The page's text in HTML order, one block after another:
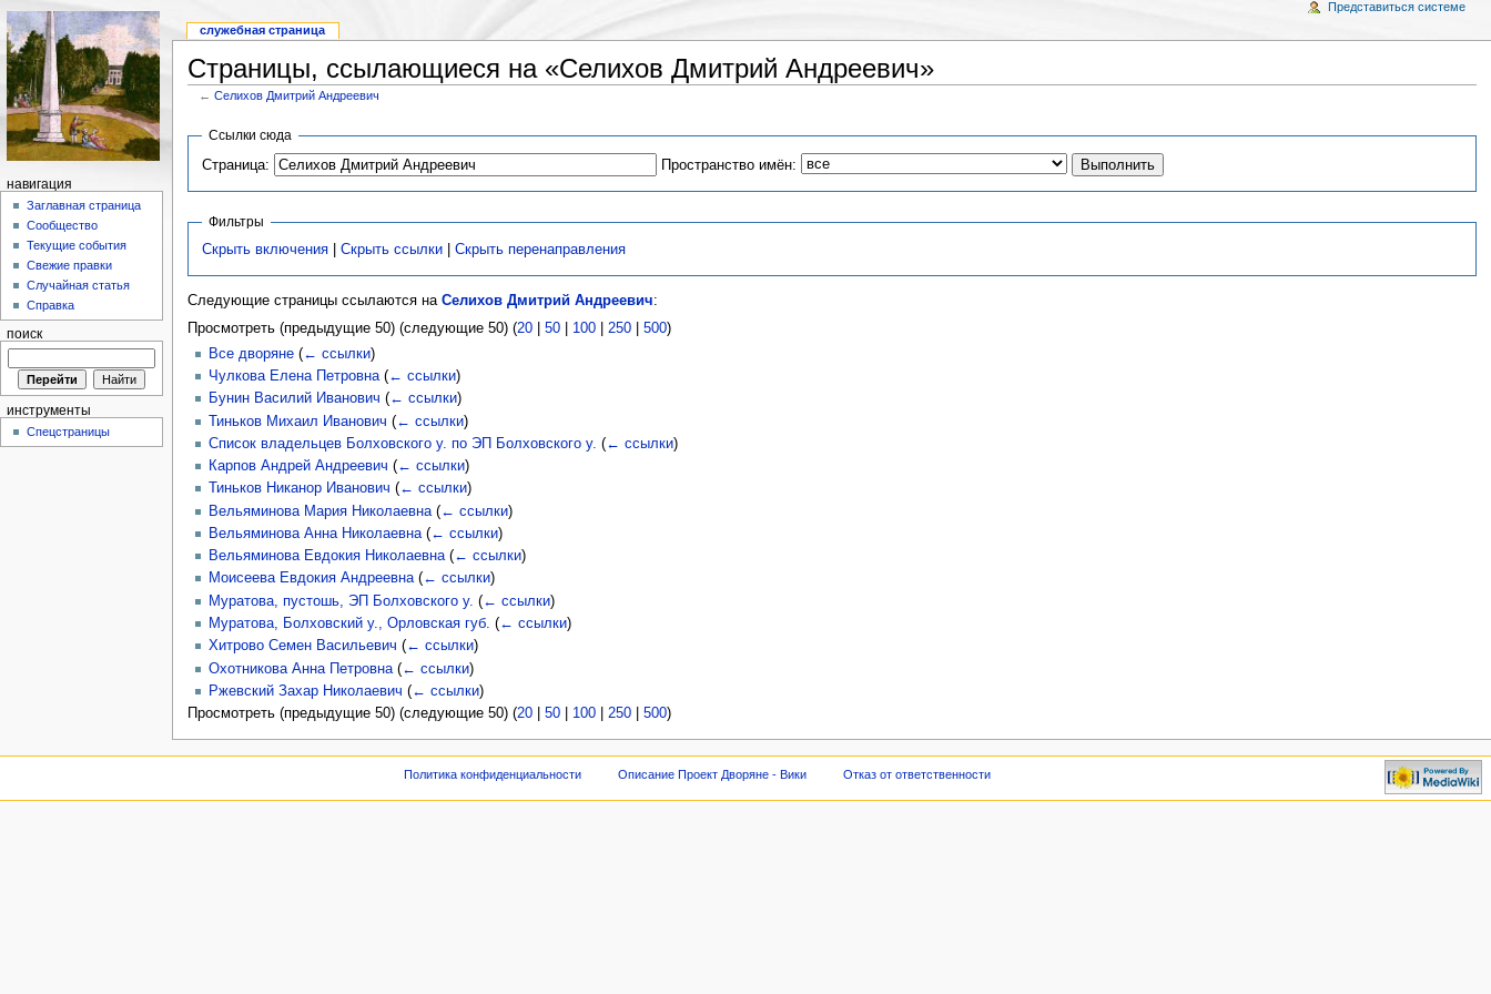
Страницы, ссылающиеся на «Селихов Дмитрий Андреевич»
←Селихов Дмитрий Андреевич
Ссылки сюда
Страница:
Пространство имён:
Фильтры
Скрыть включения |Скрыть ссылки |Скрыть перенаправления
Следующие страницы ссылаются на Селихов Дмитрий Андреевич:
Просмотреть (предыдущие 50) (следующие 50) (20| 50| 100| 250| 500)
Все дворяне (← ссылки)
Чулкова Елена Петровна (← ссылки)
Бунин Василий Иванович (← ссылки)
Тиньков Михаил Иванович (← ссылки)
Список владельцев Болховского у. по ЭП Болховского у. (← ссылки)
Карпов Андрей Андреевич (← ссылки)
Тиньков Никанор Иванович (← ссылки)
Вельяминова Мария Николаевна (← ссылки)
Вельяминова Анна Николаевна (← ссылки)
Вельяминова Евдокия Николаевна (← ссылки)
Моисеева Евдокия Андреевна (← ссылки)
Муратова, пустошь, ЭП Болховского у. (← ссылки)
Муратова, Болховский у., Орловская губ. (← ссылки)
Хитрово Семен Васильевич (← ссылки)
Охотникова Анна Петровна (← ссылки)
Ржевский Захар Николаевич (← ссылки)
Просмотреть (предыдущие 50) (следующие 50) (20| 50| 100| 250| 500)
служебная страница
Представиться системе
навигация
Заглавная страница
Сообщество
Текущие события
Свежие правки
Случайная статья
Справка
поиск
инструменты
Спецстраницы
Политика конфиденциальности Описание Проект Дворяне - Вики Отказ от ответственности